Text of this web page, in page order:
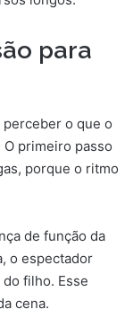
para
o que o
primeiro passo
porque o ritmo
de função da
o espectador
filho. Esse
cena.